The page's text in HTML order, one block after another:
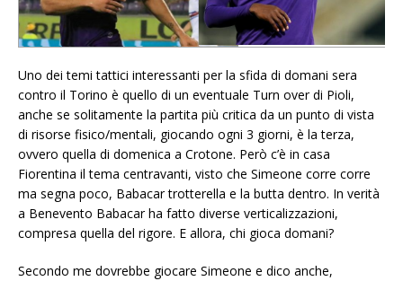
Uno dei temi tattici interessanti per la sfida di domani sera
contro il Torino è quello di un eventuale Turn over di Pioli,
anche se solitamente la partita più critica da un punto di vista
di risorse fisico/mentali, giocando ogni 3 giorni, è la terza,
ovvero quella di domenica a Crotone. Però c’è in casa
Fiorentina il tema centravanti, visto che Simeone corre corre
ma segna poco, Babacar trotterella e la butta dentro. In verità
a Benevento Babacar ha fatto diverse verticalizzazioni,
compresa quella del rigore. E allora, chi gioca domani?
Secondo me dovrebbe giocare Simeone e dico anche,